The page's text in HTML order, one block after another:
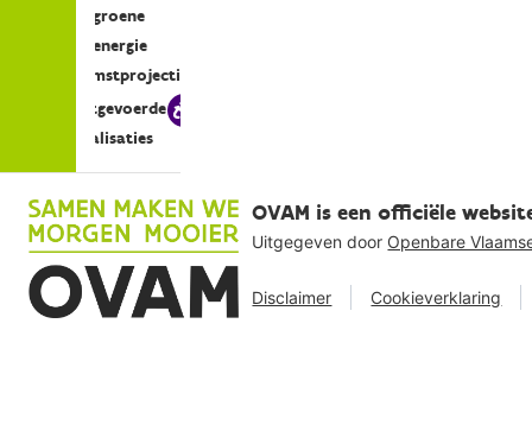
groene
energie
Toekomstprojecties
Uitgevoerde
realisaties
MapLibre
OVAM is een officiële
Uitgegeven door Openbare
Disclaimer Cookieverklaring